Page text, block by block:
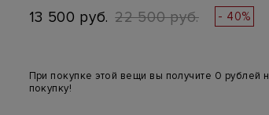
13 500 руб. 22 500 руб. - 40%
При покупке этой вещи вы получите 0 рублей
покупку!